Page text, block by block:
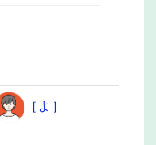
［よ］